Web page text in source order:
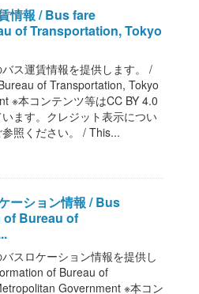
情報 / Bus fare
of Transportation, Tokyo
ス運賃情報を提供します。 /
of Transportation, Tokyo
※本コンテンツ等はCC BY 4.0
ます。クレジット表示につい
照ください。 / This...
ーション情報 / Bus
Bureau of
スロケーション情報を提供し
of Bureau of
Government ※本コン